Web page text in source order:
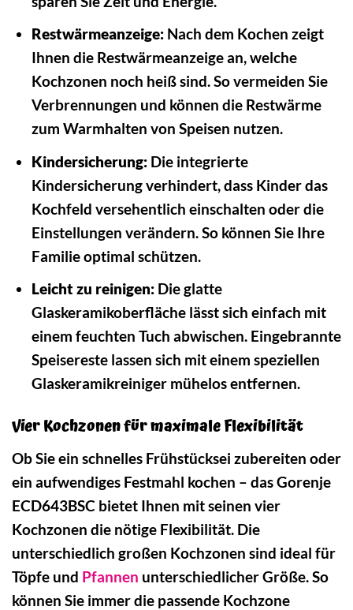
Restwärmeanzeige:Nach dem Kochen zeigt
Ihnen die Restwärmeanzeige an, welche
Kochzonen noch heiß sind. So vermeiden Sie
Verbrennungen und können die Restwärme
zum Warmhalten von Speisen nutzen.
Kindersicherung:Die integrierte
Kindersicherung verhindert, dass Kinder das
Kochfeld versehentlich einschalten oder die
Einstellungen verändern. So können Sie Ihre
Familie optimal schützen.
Leicht zu reinigen:Die glatte
Glaskeramikoberfläche lässt sich einfach mit
einem feuchten Tuch abwischen. Eingebrannte
Speisereste lassen sich mit einem speziellen
Glaskeramikreiniger mühelos entfernen.
Vier Kochzonen für maximale Flexibilität
Ob Sie ein schnelles Frühstücksei zubereiten oder
ein aufwendiges Festmahl kochen – das Gorenje
ECD643BSC bietet Ihnen mit seinen vier
Kochzonen die nötige Flexibilität. Die
unterschiedlich großen Kochzonen sind ideal für
Töpfe und Pfannen unterschiedlicher Größe. So
können Sie immer die passende Kochzone